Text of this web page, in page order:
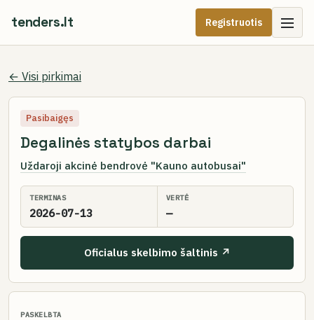
tenders.lt Registruotis
← Visi pirkimai
Pasibaigęs
Degalinės statybos darbai
Uždaroji akcinė bendrovė "Kauno autobusai"
TERMINAS
2026-07-13
VERTĖ
—
Oficialus skelbimo šaltinis ↗
PASKELBTA